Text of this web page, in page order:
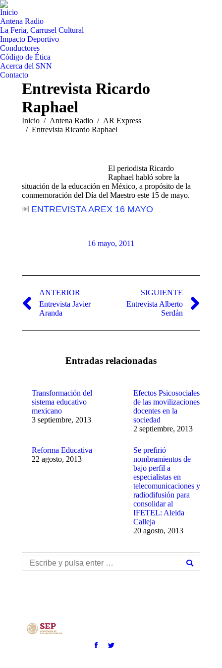
Inicio
Antena Radio
La Feria, Carrusel Cultural
Impacto Deportivo
Conductores
Código de Ética
Acerca del SNN
Contacto
Entrevista Ricardo
Raphael
Estás aquí:
Inicio Antena Radio
AR Express
Entrevista Ricardo Raphael
El periodista Ricardo
Raphael habló sobre la
situación de la educación en México, a propósito de la
conmemoración del Día del Maestro este 15 de mayo.
ENTREVISTA AREX 16 MAYO
16 mayo, 2011
entre
publicaciones
ANTERIOR
Publicación
anterior:
Entrevista Javier
Aranda
SIGUIENTE
Publicación
Entrevista Alberto
Serdán
Entradas relacionadas
Transformación del
sistema educativo
mexicano
3 septiembre, 2013
Efectos Psicosociales
de las movilizaciones
docentes en la
sociedad
2 septiembre, 2013
Reforma Educativa
22 agosto, 2013
Se prefirió
nombramientos de
bajo perfil a
especialistas en
telecomunicaciones y
radiodifusión para
consolidar al
IFETEL: Aleida
Calleja
20 agosto, 2013
Buscar: